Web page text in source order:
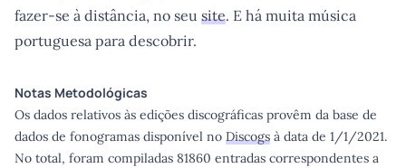
fazer-se à distância, no seu site. E há muita música
portuguesa para descobrir.
Notas Metodológicas
Os dados relativos às edições discográficas provêm da base de
dados de fonogramas disponível no Discogs à data de 1/1/2021.
No total, foram compiladas 81860 entradas correspondentes a